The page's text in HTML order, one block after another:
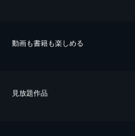
動画も書籍も楽しめる
⾒放題作品